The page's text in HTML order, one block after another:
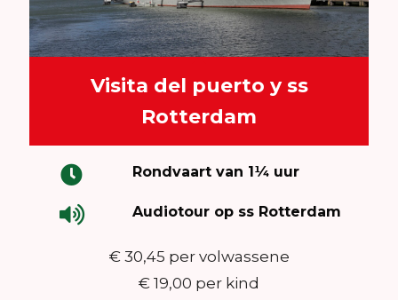
Visita del puerto y ss
Rotterdam
Rondvaart van 1¼ uur
Audiotour op ss Rotterdam
€ 30,45 per volwassene
€ 19,00 per kind